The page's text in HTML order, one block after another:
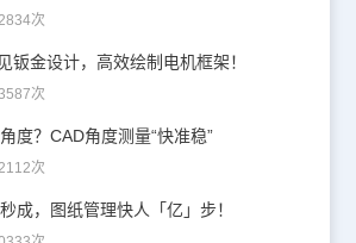
次
钣金设计，高效绘制电机框架！
次
度？CAD角度测量“快准稳”
次
成，图纸管理快人「亿」步！